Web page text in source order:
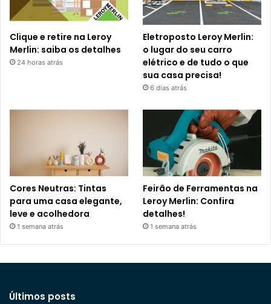
Clique e retire na Leroy
Merlin: saiba os detalhes
24 horas atrás
Eletroposto Leroy Merlin:
o lugar do seu carro
elétrico e de tudo o que
sua casa precisa!
6 dias atrás
Cores Neutras: Tintas
para uma casa elegante,
leve e acolhedora
1 semana atrás
Feirão de Ferramentas na
Leroy Merlin: Confira
detalhes!
1 semana atrás
Últimos posts